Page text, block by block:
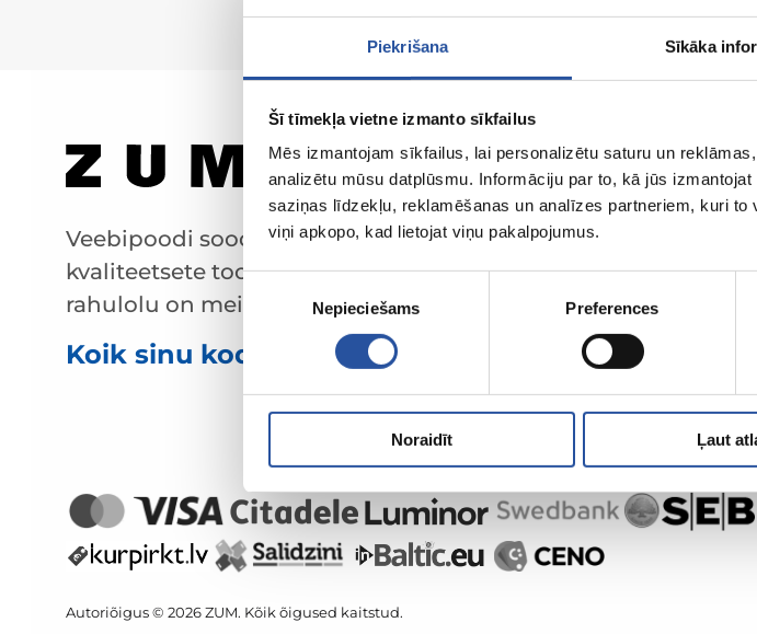
Piekrišana Sīkāka
Šī tīmekļa vietne izmanto sīkfailus
Mēs izmantojam sīkfailus, lai personalizētu saturu un
analizētu mūsu datplūsmu. Informāciju par to, kā jūs
saziņas līdzekļu, reklamēšanas un analīzes partneriem, kuri
viņi apkopo, kad lietojat viņu pakalpojumus.
Piekrišanas
Nepieciešams Preferences
Noraidīt Ļaut
Veebipoodi soodsate hindade ja
kvaliteetsete toodetega, kus kliendi
rahulolu on meie peamine väärtus.
Koik sinu kodu ja aia jaoks!
ZUM-ist
Autoriõigus © 2026 ZUM. Kõik õigused kaitstud.